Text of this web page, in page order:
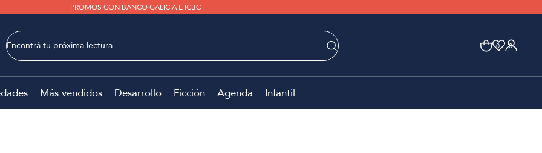
PROMOS CON BANCO GALICIA E ICBC
0 0
Más vendidos Desarrollo Ficción Agenda Infantil